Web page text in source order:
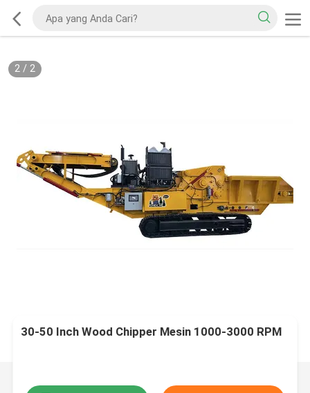
2/ 2
30-50 Inch Wood Chipper Mesin 1000-3000 RPM